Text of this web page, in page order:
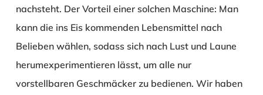
nachsteht. Der Vorteil einer solchen Maschine: Man
kann die ins Eis kommenden Lebensmittel nach
Belieben wählen, sodass sich nach Lust und Laune
herumexperimentieren lässt, um alle nur
vorstellbaren Geschmäcker zu bedienen. Wir haben